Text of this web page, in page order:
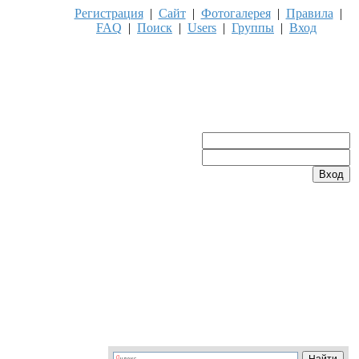
Регистрация| Сайт| Фотогалерея| Правила |
FAQ | Поиск | Users | Группы | Вход